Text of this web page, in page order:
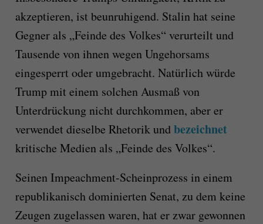
akzeptieren, ist beunruhigend. Stalin hat seine
Gegner als „Feinde des Volkes“ verurteilt und
Tausende von ihnen wegen Ungehorsams
eingesperrt oder umgebracht. Natürlich würde
Trump mit einem solchen Ausmaß von
Unterdrückung nicht durchkommen, aber er
verwendet dieselbe Rhetorik undbezeichnet
kritische Medien als „Feinde des Volkes“.
Seinen Impeachment-Scheinprozess in einem
republikanisch dominierten Senat, zu dem keine
Zeugen zugelassen waren, hat er zwar gewonnen